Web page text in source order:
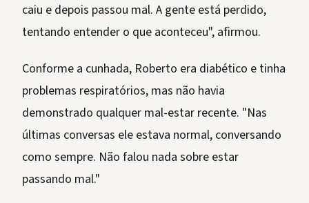
caiu e depois passou mal. A gente está perdido,
tentando entender o que aconteceu", afirmou.
Conforme a cunhada, Roberto era diabético e tinha
problemas respiratórios, mas não havia
demonstrado qualquer mal-estar recente. "Nas
últimas conversas ele estava normal, conversando
como sempre. Não falou nada sobre estar
passando mal."